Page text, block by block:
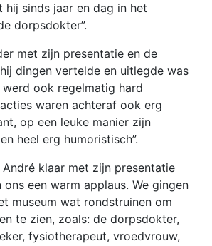
hij sinds jaar en dag in het
dorpsdokter”.
met zijn presentatie en de
dingen vertelde en uitlegde was
werd ook regelmatig hard
waren achteraf ook erg
op een leuke manier zijn
heel erg humoristisch”.
André klaar met zijn presentatie
een warm applaus. We gingen
museum wat rondstruinen om
te zien, zoals: de dorpsdokter,
fysiotherapeut, vroedvrouw,